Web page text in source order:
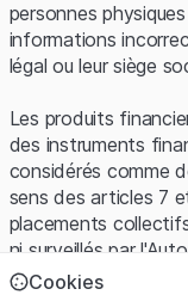
personnes
informations
légal ou leur siège
Les produits
des instruments
considérés comme
sens des articles 7
placements
ni surveillés par
marchés financiers
Cookies